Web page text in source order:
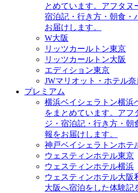
とめています。アフタヌ
宿泊記・行き方・朝食・
お届けします。
W大阪
リッツカールトン東京
リッツカールトン大阪
エディション東京
JWマリオット・ホテル奈
プレミアム
横浜ベイシェラトン横浜
をまとめています。アフ
ジ・宿泊記・行き方・朝
報をお届けします。
神戸ベイシェラトンホテ
ウェスティンホテル東京
ウェスティンホテル横浜
ウェスティンホテル大阪
大阪へ宿泊をした体験記